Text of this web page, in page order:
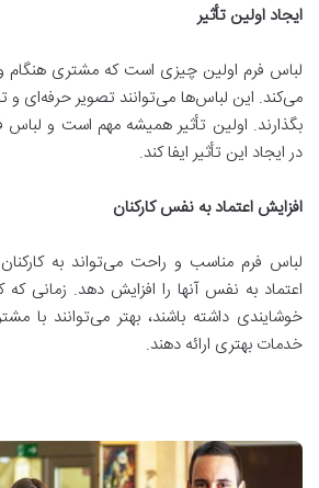
ایجاد اولین تأثیر
لباس فرم اولین چیزی است که مشتری هنگام
می‌کند. این لباس‌ها می‌توانند تصویر حرفه‌ای و
بگذارند. اولین تأثیر همیشه مهم است و
در ایجاد این تأثیر ایفا کند.
افزایش اعتماد به نفس کارکنان
لباس فرم مناسب و راحت می‌تواند به
اعتماد به نفس آنها را افزایش دهد. زمانی
خوشایندی داشته باشند، بهتر می‌توانند با
خدمات بهتری ارائه دهند.